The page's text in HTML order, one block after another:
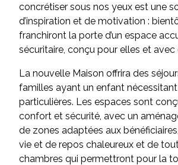
concrétiser sous nos yeux est une
d’inspiration et de motivation :
franchiront la porte d’un espace
sécuritaire, conçu pour elles et avec
La nouvelle Maison offrira des
familles ayant un enfant
particulières. Les espaces sont
confort et sécurité, avec un
de zones adaptées aux
vie et de repos chaleureux et de
chambres qui permettront pour la